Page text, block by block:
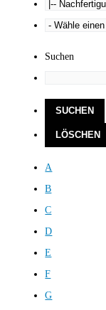
Suchen
A
B
C
D
E
F
G